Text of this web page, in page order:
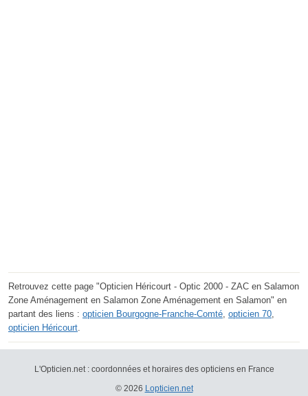
Retrouvez cette page "Opticien Héricourt - Optic 2000 - ZAC en Salamon
Zone Aménagement en Salamon Zone Aménagement en Salamon" en
partant des liens : opticien Bourgogne-Franche-Comté, opticien 70,
opticien Héricourt.
L'Opticien.net : coordonnées et horaires des opticiens en France
© 2026 Lopticien.net